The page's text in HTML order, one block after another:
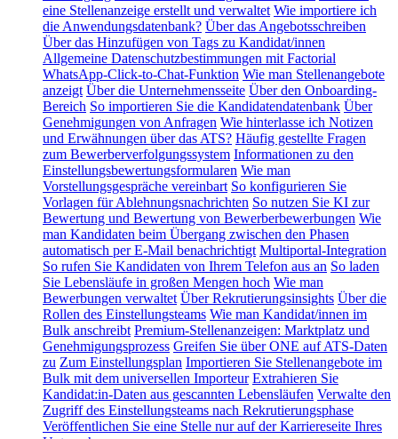
eine Stellenanzeige erstellt und verwaltet Wie importiere ich
die Anwendungsdatenbank? Über das Angebotsschreiben
Über das Hinzufügen von Tags zu Kandidat/innen
Allgemeine Datenschutzbestimmungen mit Factorial
WhatsApp-Click-to-Chat-Funktion Wie man Stellenangebote
anzeigt Über die Unternehmensseite Über den Onboarding-
Bereich So importieren Sie die Kandidatendatenbank Über
Genehmigungen von Anfragen Wie hinterlasse ich Notizen
und Erwähnungen über das ATS? Häufig gestellte Fragen
zum Bewerberverfolgungssystem Informationen zu den
Einstellungsbewertungsformularen Wie man
Vorstellungsgespräche vereinbart So konfigurieren Sie
Vorlagen für Ablehnungsnachrichten So nutzen Sie KI zur
Bewertung und Bewertung von Bewerberbewerbungen Wie
man Kandidaten beim Übergang zwischen den Phasen
automatisch per E-Mail benachrichtigt Multiportal-Integration
So rufen Sie Kandidaten von Ihrem Telefon aus an So laden
Sie Lebensläufe in großen Mengen hoch Wie man
Bewerbungen verwaltet Über Rekrutierungsinsights Über die
Rollen des Einstellungsteams Wie man Kandidat/innen im
Bulk anschreibt Premium-Stellenanzeigen: Marktplatz und
Genehmigungsprozess Greifen Sie über ONE auf ATS-Daten
zu Zum Einstellungsplan Importieren Sie Stellenangebote im
Bulk mit dem universellen Importeur Extrahieren Sie
Kandidat:in-Daten aus gescannten Lebensläufen Verwalte den
Zugriff des Einstellungsteams nach Rekrutierungsphase
Veröffentlichen Sie eine Stelle nur auf der Karriereseite Ihres